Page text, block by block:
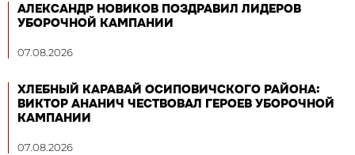
АЛЕКСАНДР НОВИКОВ ПОЗДРАВИЛ ЛИДЕРОВ
УБОРОЧНОЙ КАМПАНИИ
07.08.2026
ХЛЕБНЫЙ КАРАВАЙ ОСИПОВИЧСКОГО РАЙОНА:
ВИКТОР АНАНИЧ ЧЕСТВОВАЛ ГЕРОЕВ УБОРОЧНОЙ
КАМПАНИИ
07.08.2026